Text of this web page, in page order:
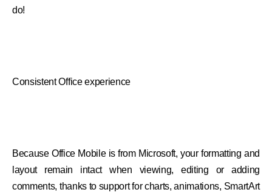
do!
Consistent Office experience
Because Office Mobile is from Microsoft, your formatting and
layout remain intact when viewing, editing or adding
comments, thanks to support for charts, animations, SmartArt